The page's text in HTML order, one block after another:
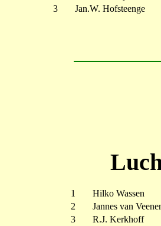
3
Jan.W. Hofsteenge
1 Hilko Wassen
2
Jannes van
3
R.J. Kerkhoff